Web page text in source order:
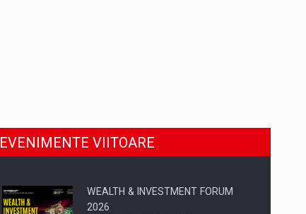
EVENIMENTE VIITOARE
WEALTH & INVESTMENT FORUM
2026